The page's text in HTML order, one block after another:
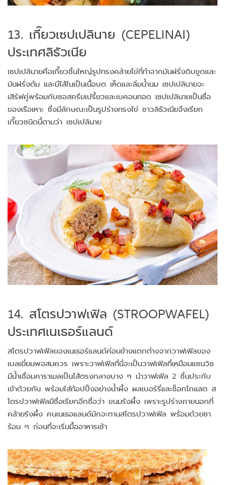
13. เกี๊ยวเซปเปลินาย (CEPELINAI)
ประเทศลิธัวเนีย
เซปเปลินายคือเกี๊ยวชิ้นใหญ่รูปทรงคล้ายไข่ที่ทำจากมันฝรั่งดิบขูดและ
มันฝรั่งต้ม และมีไส้ในเป็นเนื้อบด เห็ดและลิ่มน้ำนม เซปเปลินายจะ
เสิร์ฟคู่พร้อมกับซอสครีมเปรี้ยวและเบคอนทอด เซปเปลินายเป็นชื่อ
ของเรือเหาะ ซึ่งมีลักษณะเป็นรูปร่างทรงไข่ ชาวลิธัวเนียจึงเรียก
เกี๊ยวชนิดนี้ตามว่า เซปเปลินาย
14. สโตรปวาฟเฟิล (STROOPWAFEL)
ประเทศเนเธอร์แลนด์
สโตรปวาฟเฟิลของเนเธอร์แลนด์ค่อนข้างแตกต่างจากวาฟเฟิลของ
เบลเยี่ยมพอสมควร เพราะวาฟเฟิลที่นี่จะเป็นวาฟเฟิลที่เหมือนแซนวิช
มีน้ำเชื่อมคาราเมลเป็นไส้ตรงกลางบาง ๆ นำวาฟเฟิล 2 ชิ้นประกับ
เข้าด้วยกัน พร้อมใส่ท้อปปิ้งอย่างน้ำผึ้ง ผลเบอร์รี่และช็อกโกแลต ส
โตรปวาฟเฟิลมีชื่อเรียกอีกชื่อว่า ขนมรังผึ้ง เพราะรูปร่างภายนอกที่
คล้ายรังผึ้ง คนเนเธอแลนด์มักจะทานสโตรปวาฟเฟิล พร้อมด้วยชา
ร้อน ๆ ก่อนที่จะเริ่มมื้ออาหารเช้า